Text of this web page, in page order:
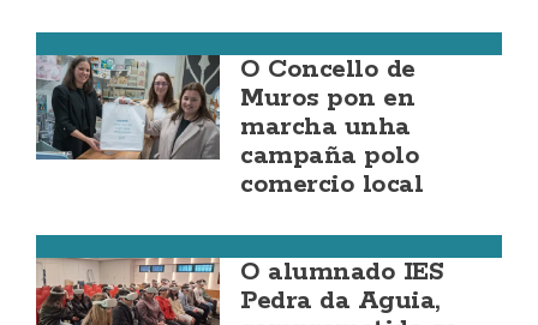
O Concello de
Muros pon en
marcha unha
campaña polo
comercio local
O alumnado IES
Pedra da Aguia,